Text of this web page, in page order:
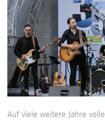
Auf viele weitere Jahre